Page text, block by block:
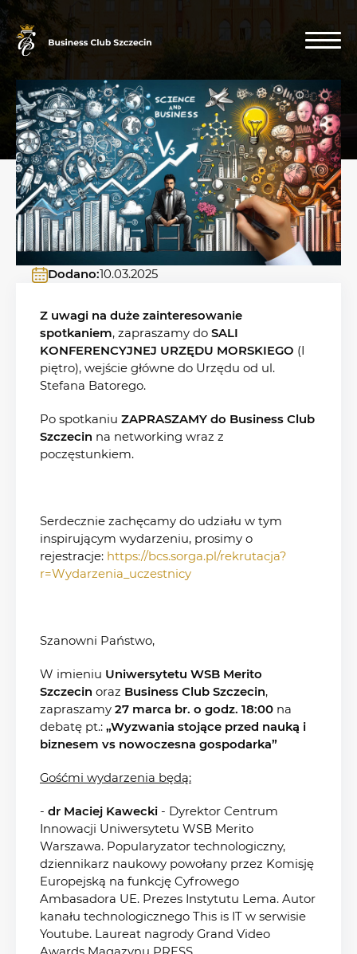
Dodano:10.03.2025
Z uwagi na duże zainteresowanie
spotkaniem, zapraszamy do SALI
KONFERENCYJNEJ URZĘDU MORSKIEGO (I
piętro), wejście główne do Urzędu od ul.
Stefana Batorego.
Po spotkaniu ZAPRASZAMY do Business Club
Szczecin na networking wraz z
poczęstunkiem.
Serdecznie zachęcamy do udziału w tym
inspirującym wydarzeniu, prosimy o
rejestracje: https://bcs.sorga.pl/rekrutacja?
r=Wydarzenia_uczestnicy
Szanowni Państwo,
W imieniu Uniwersytetu WSB Merito
Szczecin oraz Business Club Szczecin,
zapraszamy 27 marca br. o godz. 18:00 na
debatę pt.: „Wyzwania stojące przed nauką i
biznesem vs nowoczesna gospodarka”
Gośćmi wydarzenia będą:
- dr Maciej Kawecki - Dyrektor Centrum
Innowacji Uniwersytetu WSB Merito
Warszawa. Popularyzator technologiczny,
dziennikarz naukowy powołany przez Komisję
Europejską na funkcję Cyfrowego
Ambasadora UE. Prezes Instytutu Lema. Autor
kanału technologicznego This is IT w serwisie
Youtube. Laureat nagrody Grand Video